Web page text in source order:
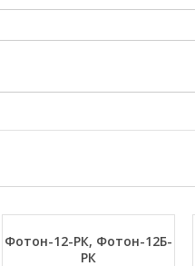
Фотон-12-РК, Фотон-12Б-
РК